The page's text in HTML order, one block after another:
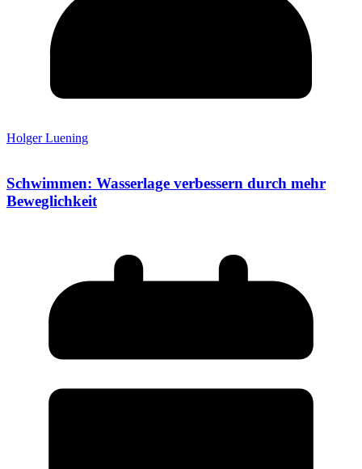
Holger Luening
Schwimmen: Wasserlage verbessern durch mehr
Beweglichkeit